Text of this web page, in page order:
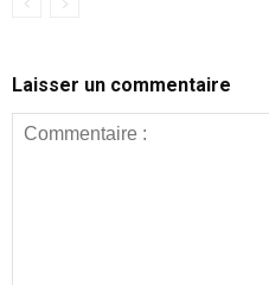
Laisser un commentaire